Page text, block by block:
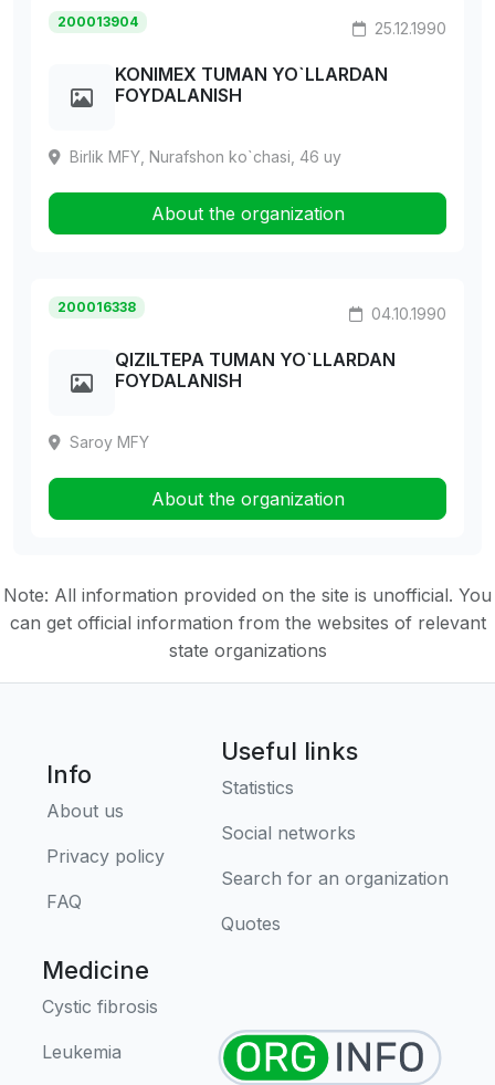
200013904 25.12.1990
KONIMEX TUMAN YO`LLARDAN
FOYDALANISH
Birlik MFY, Nurafshon ko`chasi, 46 uy
About the organization
200016338 04.10.1990
QIZILTEPA TUMAN YO`LLARDAN
FOYDALANISH
Saroy MFY
About the organization
Note: All information provided on the site is unofficial. You
can get official information from the websites of relevant
state organizations
Info
About us
Privacy policy
FAQ
Useful links
Statistics
Social networks
Search for an organization
Quotes
Medicine
Cystic fibrosis
Leukemia